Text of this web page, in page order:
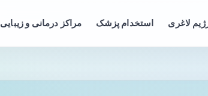
لاغری استخدام پزشک مراکز درمانی و زیبایی